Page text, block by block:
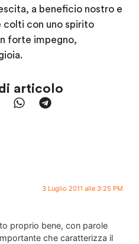
a beneficio nostro e
colti con uno spirito
forte impegno,
articolo
3 Luglio 2011 alle 3:25 PM
proprio bene, con parole
che caratterizza il